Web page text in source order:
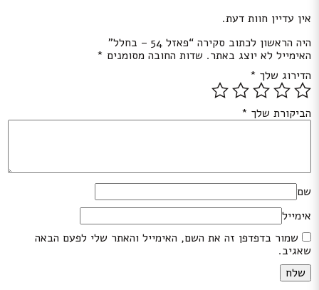
אין עדיין חוות דעת.
היה הראשון לכתוב סקירה “פאזל 54 – בחלל”
האימייל לא יוצג באתר. שדות החובה מסומנים *
הדירוג שלך *
הביקורת שלך *
שם
אימייל
שמור בדפדפן זה את השם, האימייל והאתר שלי לפעם הבאה
שאגיב.